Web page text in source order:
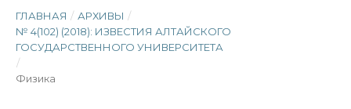
ГЛАВНАЯ / АРХИВЫ /
№ 4(102) (2018): ИЗВЕСТИЯ АЛТАЙСКОГО
ГОСУДАРСТВЕННОГО УНИВЕРСИТЕТА
/
Физика